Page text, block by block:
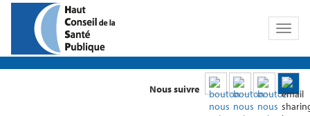
Toggle
Nous suivre